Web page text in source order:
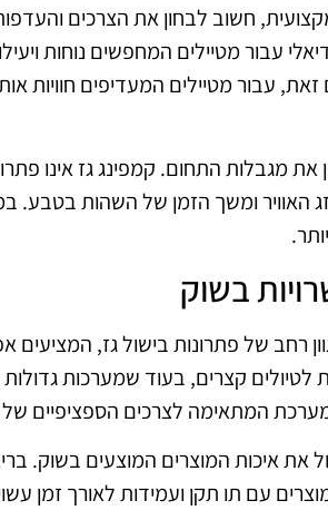
חשוב לבחון את הצרכים
עבור מטיילים המחפשים נוחות
עבור מטיילים המעדיפים חוויות
את מגבלות התחום. קמפינג גז אינו
האוויר ומשך הזמן של השהות בטבע.
בשוק
רחב של פתרונות בישול גז, המציעים
לטיולים קצרים, בעוד שמערכות
המתאימה לצרכים הספציפיים של
את איכות המוצרים המוצעים בשוק.
עם תו תקן ועמידות לאורך זמן